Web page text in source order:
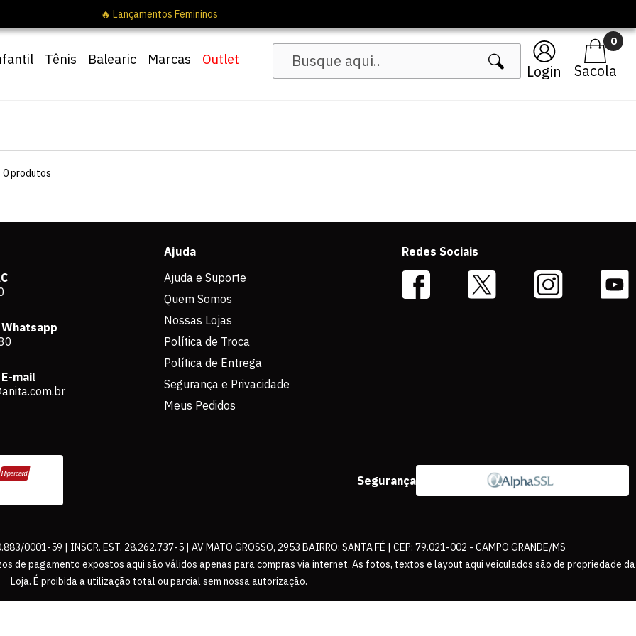
Login
0
Tênis Balearic Marcas Outlet
🔥 Lançamentos Femininos
0produtos
mail
Ajuda
Ajuda e Suporte
Quem Somos
Nossas Lojas
Política de Troca
Política de Entrega
Segurança e Privacidade
Meus Pedidos
Redes Sociais
Segurança
0001-59 | INSCR. EST. 28.262.737-5 | AV MATO GROSSO, 2953 BAIRRO: SANTA FÉ | CEP: 79.021-002 - CAMPO GRANDE/MS
de pagamento expostos aqui são válidos apenas para compras via internet. As fotos, textos e layout aqui veiculados são de propriedade da
Loja. É proibida a utilização total ou parcial sem nossa autorização.